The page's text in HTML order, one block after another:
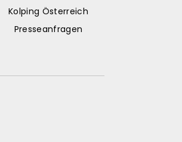
Kolping Österreich
Presseanfragen